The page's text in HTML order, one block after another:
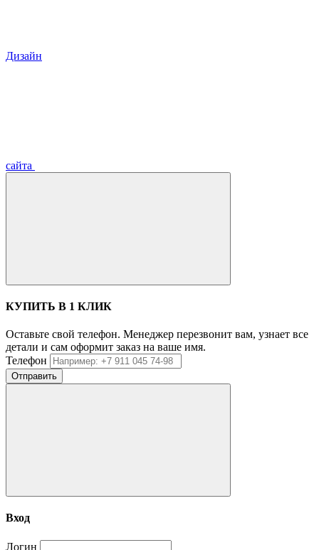
Дизайн
сайта
КУПИТЬ В 1 КЛИК
Оставьте свой телефон. Менеджер перезвонит вам, узнает все
детали и сам оформит заказ на ваше имя.
Телефон
Отправить
Вход
Логин